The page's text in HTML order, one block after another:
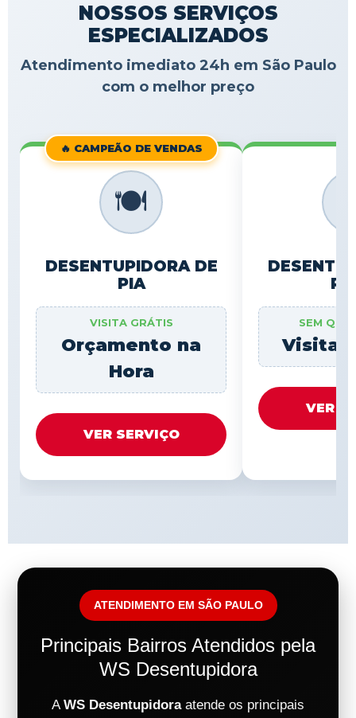
NOSSOS SERVIÇOS
ESPECIALIZADOS
Atendimento imediato 24h em São Paulo
com o melhor preço
🔥 CAMPEÃO DE VENDAS
🍽️
DESENTUPIDORA DE
PIA
VISITA GRÁTIS
Orçamento na
Hora
VER SERVIÇO
SEM
Visita
VER
ATENDIMENTO EM SÃO PAULO
Principais Bairros Atendidos pela
WS Desentupidora
A WS Desentupidoraatende os principais